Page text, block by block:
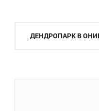
Навігація
ДЕНДРОПАРК В